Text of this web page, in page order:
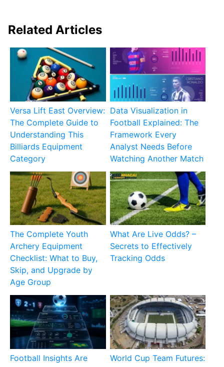
Related Articles
Versa Lift East Overview:
The Complete Guide to
Understanding This
Billiards Equipment
Category
Data Visualization in
Football Explained: The
Framework Every
Analyst Needs Before
Watching Another Match
The Complete Youth
Archery Equipment
Checklist: What to Buy,
Skip, and Upgrade by
Age Group
What Are Live Odds? –
Secrets to Effectively
Tracking Odds
Football Insights Are
World Cup Team Futures: